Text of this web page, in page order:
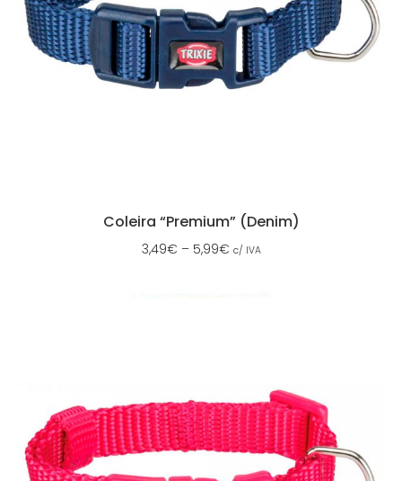
Coleira “Premium” (Denim)
3,49€ – 5,99€ c/ IVA